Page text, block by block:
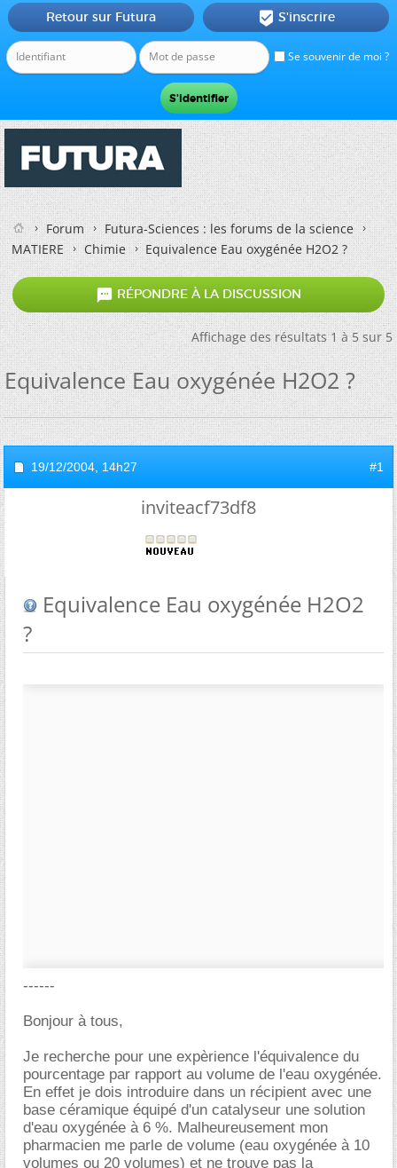
Se souvenir de moi ?
Retour sur Futura  S'inscrire
Forum
Futura-Sciences : les forums de la science
MATIERE
Chimie Equivalence Eau oxygénée H2O2 ?
 RÉPONDRE À LA DISCUSSION
Affichage des résultats 1 à 5 sur 5
Equivalence Eau oxygénée H2O2 ?
19/12/2004, 14h27 #1
inviteacf73df8
Equivalence Eau oxygénée H2O2
?
------
Bonjour à tous,
Je recherche pour une expèrience l'équivalence du
pourcentage par rapport au volume de l'eau oxygénée.
En effet je dois introduire dans un récipient avec une
base céramique équipé d'un catalyseur une solution
d'eau oxygénée à 6 %. Malheureusement mon
pharmacien me parle de volume (eau oxygénée à 10
volumes ou 20 volumes) et ne trouve pas la